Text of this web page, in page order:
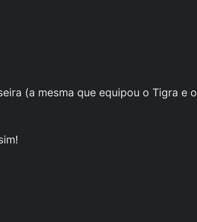
(a mesma que equipou o Tigra